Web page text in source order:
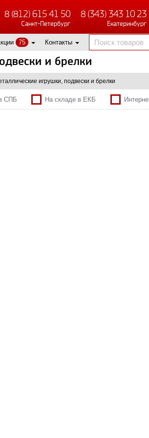
8 (812) 615 41 50
Санкт-Петербург
8 (343) 343 10 23
Екатеринбург
75 Контакты
и брелки
игрушки, подвески и брелки
СПБ На складе в ЕКБ